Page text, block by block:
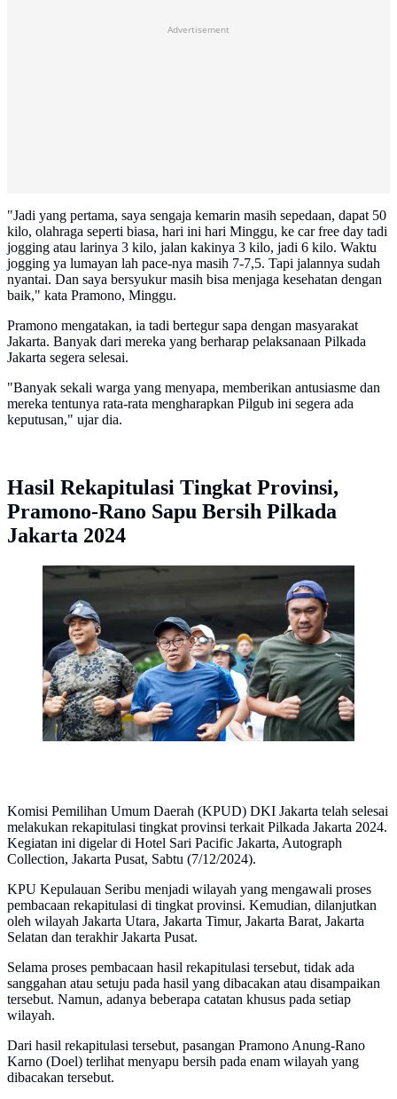
Advertisement
"Jadi yang pertama, saya sengaja kemarin masih sepedaan, dapat 50
kilo, olahraga seperti biasa, hari ini hari Minggu, ke car free day tadi
jogging atau larinya 3 kilo, jalan kakinya 3 kilo, jadi 6 kilo. Waktu
jogging ya lumayan lah pace-nya masih 7-7,5. Tapi jalannya sudah
nyantai. Dan saya bersyukur masih bisa menjaga kesehatan dengan
baik," kata Pramono, Minggu.
Pramono mengatakan, ia tadi bertegur sapa dengan masyarakat
Jakarta. Banyak dari mereka yang berharap pelaksanaan Pilkada
Jakarta segera selesai.
"Banyak sekali warga yang menyapa, memberikan antusiasme dan
mereka tentunya rata-rata mengharapkan Pilgub ini segera ada
keputusan," ujar dia.
Hasil Rekapitulasi Tingkat Provinsi,
Pramono-Rano Sapu Bersih Pilkada
Jakarta 2024
Pramono Anung berolahraga di kawasan car free day
(CFD) Jakarta, Minggu pagi (8/12/2024). (Foto: Tim
Pramono Anung)
Komisi Pemilihan Umum Daerah (KPUD) DKI Jakarta telah selesai
melakukan rekapitulasi tingkat provinsi terkait Pilkada Jakarta 2024.
Kegiatan ini digelar di Hotel Sari Pacific Jakarta, Autograph
Collection, Jakarta Pusat, Sabtu (7/12/2024).
KPU Kepulauan Seribu menjadi wilayah yang mengawali proses
pembacaan rekapitulasi di tingkat provinsi. Kemudian, dilanjutkan
oleh wilayah Jakarta Utara, Jakarta Timur, Jakarta Barat, Jakarta
Selatan dan terakhir Jakarta Pusat.
Selama proses pembacaan hasil rekapitulasi tersebut, tidak ada
sanggahan atau setuju pada hasil yang dibacakan atau disampaikan
tersebut. Namun, adanya beberapa catatan khusus pada setiap
wilayah.
Dari hasil rekapitulasi tersebut, pasangan Pramono Anung-Rano
Karno (Doel) terlihat menyapu bersih pada enam wilayah yang
dibacakan tersebut.